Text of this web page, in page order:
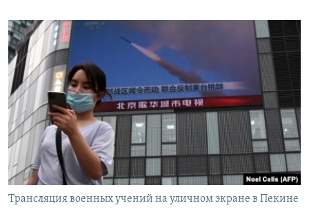
Трансляция военных учений на уличном экране в Пекине